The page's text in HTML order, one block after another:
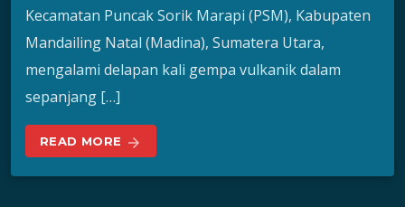
Kecamatan Puncak Sorik Marapi (PSM), Kabupaten
Mandailing Natal (Madina), Sumatera Utara,
mengalami delapan kali gempa vulkanik dalam
sepanjang […]
READ MORE arrow_forward